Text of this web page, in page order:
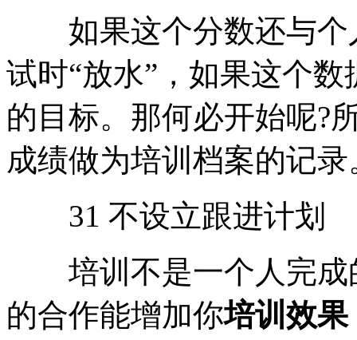
如果这个分数还与个
试时“放水”，如果这个
的目标。那何必开始呢?
成绩做为培训档案的记录
31 不设立跟进计划
培训不是一个人完成
的合作能增加你培训效果